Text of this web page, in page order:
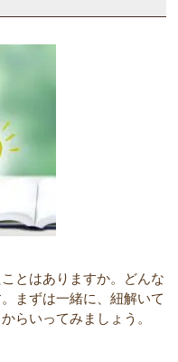
とはありますか。どんな
まずは一緒に、紐解いて
らいってみましょう。